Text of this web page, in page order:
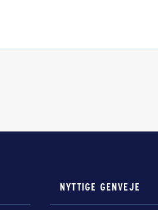
NYTTIGE GENVEJE